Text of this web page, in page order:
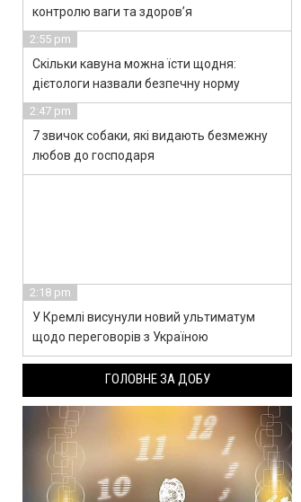
контролю ваги та здоров’я
2:55 pm
Скільки кавуна можна їсти щодня:
дієтологи назвали безпечну норму
2:47 pm
7 звичок собаки, які видають безмежну
любов до господаря
2:18 pm
У Кремлі висунули новий ультиматум
щодо переговорів з Україною
ГОЛОВНЕ ЗА ДОБУ